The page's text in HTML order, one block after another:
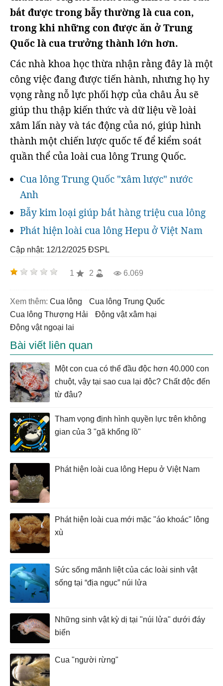
bắt được trong bẫy thường là cua con,
trong khi những con được ăn ở Trung
Quốc là cua trưởng thành lớn hơn.
Các nhà khoa học thừa nhận rằng đây là một
công việc đang được tiến hành, nhưng họ hy
vọng rằng nỗ lực phối hợp của châu Âu sẽ
giúp thu thập kiến thức và dữ liệu về loài
xâm lấn này và tác động của nó, giúp hình
thành một chiến lược quốc tế để kiểm soát
quần thể của loài cua lông Trung Quốc.
Cua lông Trung Quốc "xâm lược" nước
Anh
Bẫy kim loại giúp bắt hàng triệu cua lông
Phát hiện loài cua lông Hepu ở Việt Nam
Cập nhật: 12/12/2025 ĐSPL
1 2 6.069
Xem thêm: cua lông
cua lông Trung Quốc
cua lông Thượng Hải
động vật xâm hại
động vật ngoại lai
Bài viết liên quan
Một con cua có thể đầu độc hơn 40.000 con
chuột, vậy tại sao cua lại độc? Chất độc đến
từ đâu?
Tham vọng định hình quyền lực trên không
gian của 3 "gã khổng lồ"
Phát hiện loài cua lông Hepu ở Việt Nam
Phát hiện loài cua mới mặc "áo khoác" lông
xù
Sức sống mãnh liệt của các loài sinh vật
sống tại “địa ngục” núi lửa
Những sinh vật kỳ dị tại "núi lửa" dưới đáy
biển
Cua "người rừng"